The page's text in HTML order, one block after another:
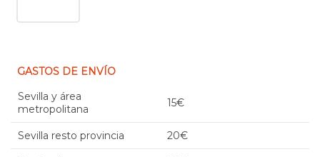
GASTOS DE ENVÍO
Sevilla y área
metropolitana
15€
Sevilla resto provincia 20€